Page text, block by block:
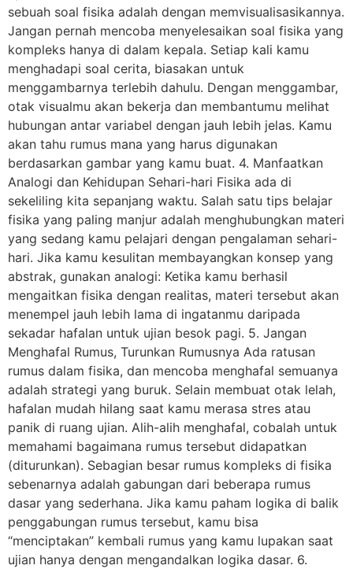
sebuah soal fisika adalah dengan memvisualisasikannya.
Jangan pernah mencoba menyelesaikan soal fisika yang
kompleks hanya di dalam kepala. Setiap kali kamu
menghadapi soal cerita, biasakan untuk
menggambarnya terlebih dahulu. Dengan menggambar,
otak visualmu akan bekerja dan membantumu melihat
hubungan antar variabel dengan jauh lebih jelas. Kamu
akan tahu rumus mana yang harus digunakan
berdasarkan gambar yang kamu buat. 4. Manfaatkan
Analogi dan Kehidupan Sehari-hari Fisika ada di
sekeliling kita sepanjang waktu. Salah satu tips belajar
fisika yang paling manjur adalah menghubungkan materi
yang sedang kamu pelajari dengan pengalaman sehari-
hari. Jika kamu kesulitan membayangkan konsep yang
abstrak, gunakan analogi: Ketika kamu berhasil
mengaitkan fisika dengan realitas, materi tersebut akan
menempel jauh lebih lama di ingatanmu daripada
sekadar hafalan untuk ujian besok pagi. 5. Jangan
Menghafal Rumus, Turunkan Rumusnya Ada ratusan
rumus dalam fisika, dan mencoba menghafal semuanya
adalah strategi yang buruk. Selain membuat otak lelah,
hafalan mudah hilang saat kamu merasa stres atau
panik di ruang ujian. Alih-alih menghafal, cobalah untuk
memahami bagaimana rumus tersebut didapatkan
(diturunkan). Sebagian besar rumus kompleks di fisika
sebenarnya adalah gabungan dari beberapa rumus
dasar yang sederhana. Jika kamu paham logika di balik
penggabungan rumus tersebut, kamu bisa
“menciptakan” kembali rumus yang kamu lupakan saat
ujian hanya dengan mengandalkan logika dasar. 6.